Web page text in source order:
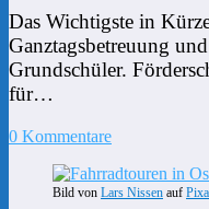
Das Wichtigste in
Ganztagsbetreuung
Grundschüler.
für…
0 Kommentare
Bild von Lars Nissen auf